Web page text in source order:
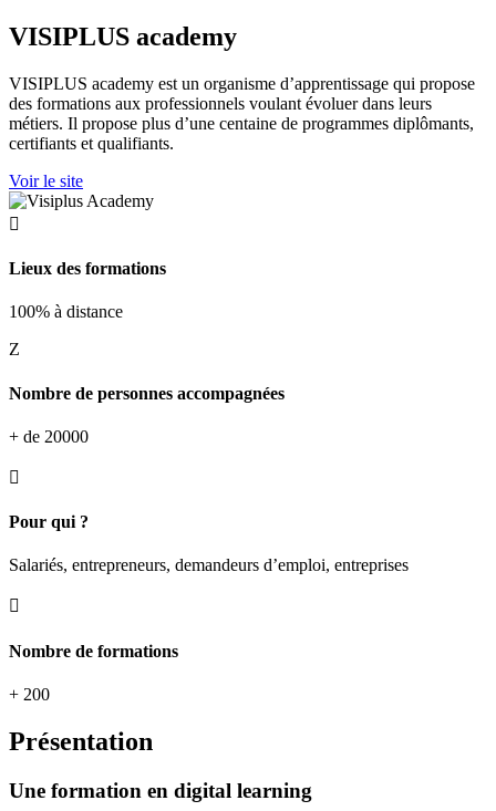
VISIPLUS academy
VISIPLUS academy est un organisme d’apprentissage qui propose
des formations aux professionnels voulant évoluer dans leurs
métiers. Il propose plus d’une centaine de programmes diplômants,
certifiants et qualifiants.
Voir le site

Lieux des formations
100% à distance
Z
Nombre de personnes accompagnées
+ de 20000

Pour qui ?
Salariés, entrepreneurs, demandeurs d’emploi, entreprises

Nombre de formations
+ 200
Présentation
Une formation en digital learning